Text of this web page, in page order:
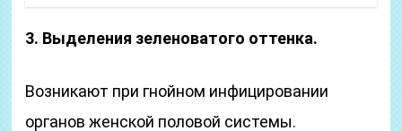
3. Выделения зеленоватого оттенка.
Возникают при гнойном инфицировании
органов женской половой системы.